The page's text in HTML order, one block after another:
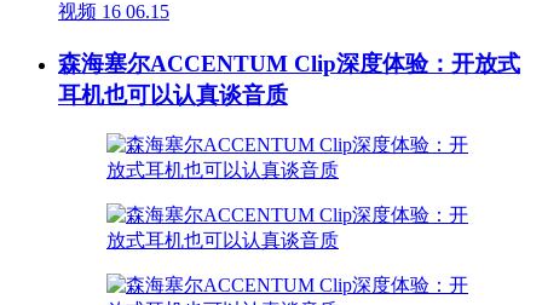
视频 16 06.15
森海塞尔ACCENTUM Clip深度体验：开放式
耳机也可以认真谈音质